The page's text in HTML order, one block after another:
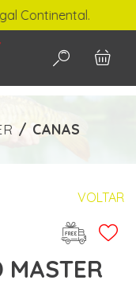
PESQUISAR
/ CANAS
VOLTAR
MASTER